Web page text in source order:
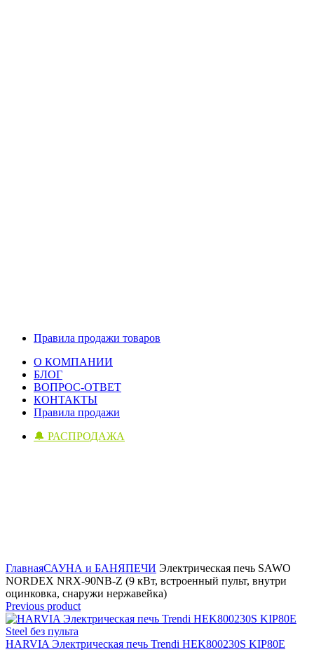
Правила продажи товаров
О КОМПАНИИ
БЛОГ
ВОПРОС-ОТВЕТ
КОНТАКТЫ
Правила продажи
🔔 РАСПРОДАЖА
ГлавнаяСАУНА и БАНЯПЕЧИ Электрическая печь SAWO
NORDEX NRX-90NB-Z (9 кВт, встроенный пульт, внутри
оцинковка, снаружи нержавейка)
Previous product
HARVIA Электрическая печь Trendi HEK800230S KIP80E